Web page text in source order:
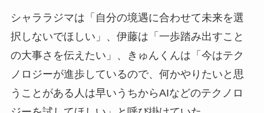
シャララジマは「自分の境遇に合わせて未来を選
択しないでほしい」、伊藤は「一歩踏み出すこと
の大事さを伝えたい」、きゅんくんは「今はテク
ノロジーが進歩しているので、何かやりたいと思
うことがある人は早いうちからAIなどのテクノロ